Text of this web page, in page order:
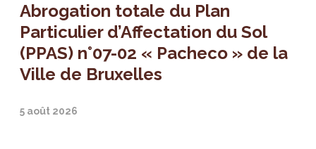
Abrogation totale du Plan
Particulier d’Affectation du Sol
(PPAS) n°07-02 « Pacheco » de la
Ville de Bruxelles
5 août 2026